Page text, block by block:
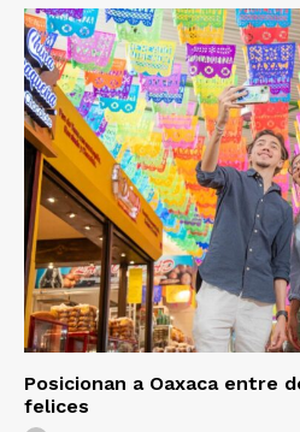
Posicionan a Oaxaca entre
felices